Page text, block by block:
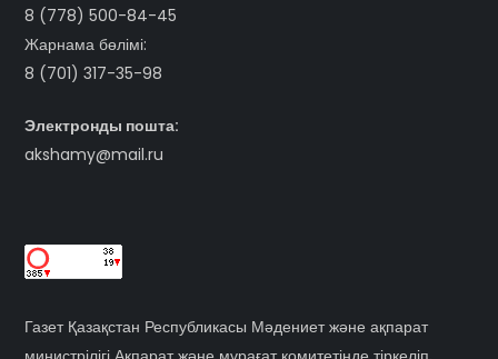
8 (778) 500-84-45
Жарнама бөлімі:
8 (701) 317-35-98
Электронды пошта:
akshamy@mail.ru
Газет Қазақстан Республикасы Мәдениет және ақпарат